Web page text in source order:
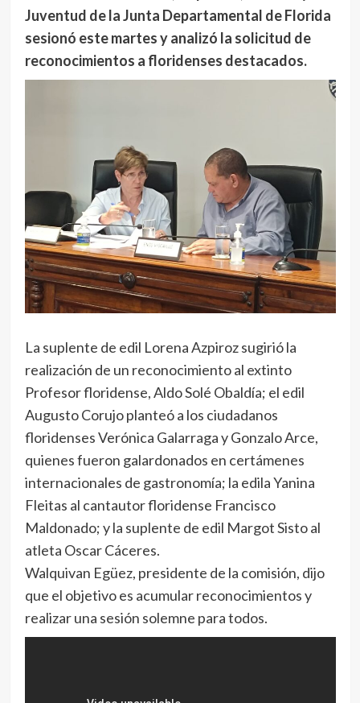
Juventud de la Junta Departamental de Florida
sesionó este martes y analizó la solicitud de
reconocimientos a floridenses destacados.
La suplente de edil Lorena Azpiroz sugirió la
realización de un reconocimiento al extinto
Profesor floridense, Aldo Solé Obaldía; el edil
Augusto Corujo planteó a los ciudadanos
floridenses Verónica Galarraga y Gonzalo Arce,
quienes fueron galardonados en certámenes
internacionales de gastronomía; la edila Yanina
Fleitas al cantautor floridense Francisco
Maldonado; y la suplente de edil Margot Sisto al
atleta Oscar Cáceres.
Walquivan Egüez, presidente de la comisión, dijo
que el objetivo es acumular reconocimientos y
realizar una sesión solemne para todos.